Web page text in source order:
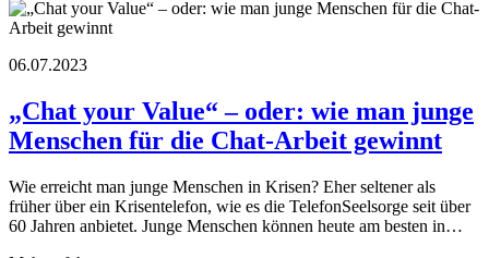
06.07.2023
„Chat your Value“ – oder: wie man junge
Menschen für die Chat-Arbeit gewinnt
Wie erreicht man junge Menschen in Krisen? Eher seltener als
früher über ein Krisentelefon, wie es die TelefonSeelsorge seit über
60 Jahren anbietet. Junge Menschen können heute am besten in…